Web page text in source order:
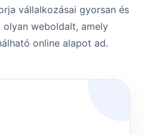
vállalkozásai gyorsan és
weboldalt, amely
online alapot ad.